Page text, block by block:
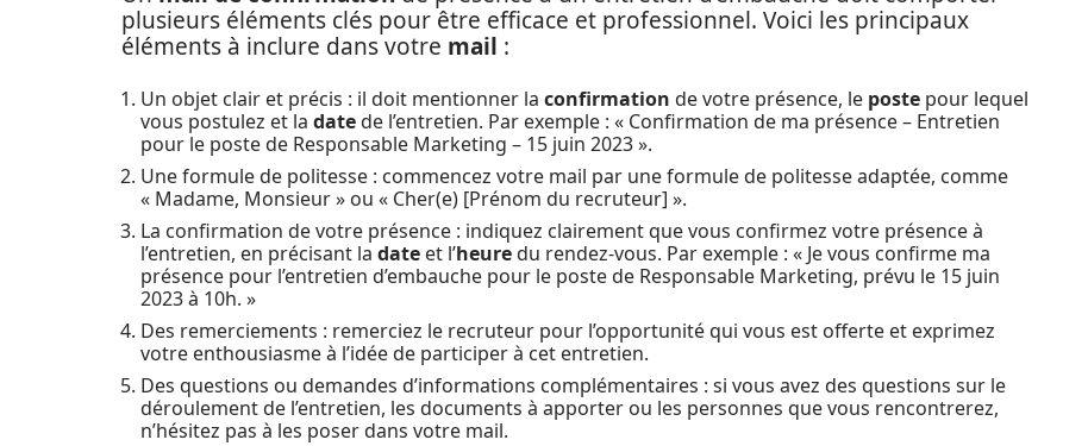
plusieurs éléments clés pour être efficace et professionnel. Voici les principaux
éléments à inclure dans votre mail :
Un objet clair et précis : il doit mentionner la confirmation de votre présence, le poste pour lequel
vous postulez et la datede l’entretien. Par exemple : « Confirmation de ma présence – Entretien
pour le poste de Responsable Marketing – 15 juin 2023 ».
Une formule de politesse : commencez votre mail par une formule de politesse adaptée, comme
« Madame, Monsieur » ou « Cher(e) [Prénom du recruteur] ».
La confirmation de votre présence : indiquez clairement que vous confirmez votre présence à
l’entretien, en précisant la date et l’heuredu rendez-vous. Par exemple : « Je vous confirme ma
présence pour l’entretien d’embauche pour le poste de Responsable Marketing, prévu le 15 juin
2023 à 10h. »
Des remerciements : remerciez le recruteur pour l’opportunité qui vous est offerte et exprimez
votre enthousiasme à l’idée de participer à cet entretien.
Des questions ou demandes d’informations complémentaires : si vous avez des questions sur le
déroulement de l’entretien, les documents à apporter ou les personnes que vous rencontrerez,
n’hésitez pas à les poser dans votre mail.